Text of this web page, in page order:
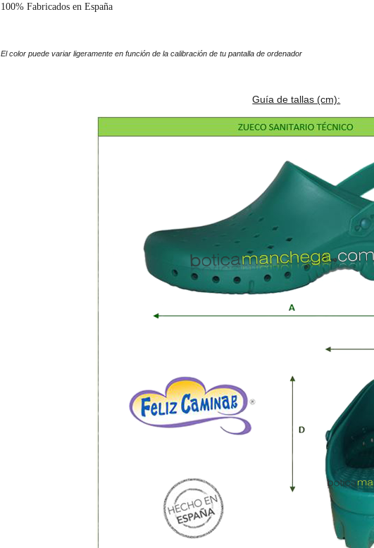
100%Fabricados en España
El color puede variar ligeramente en función de la calibración de tu pantalla de ordenador
Guía de tallas (cm):